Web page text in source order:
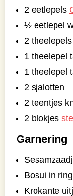
2 eetlepels
½ eetlepel
2
1 theelepel
1 theelepel
2 sjalotten
2 teentjes
2 blokjes
Garnering
Bosui in
Krokante